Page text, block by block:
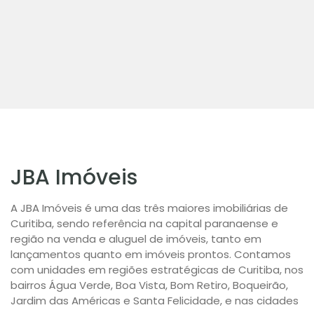
JBA Imóveis
A JBA Imóveis é uma das três maiores imobiliárias de
Curitiba, sendo referência na capital paranaense e
região na venda e aluguel de imóveis, tanto em
lançamentos quanto em imóveis prontos. Contamos
com unidades em regiões estratégicas de Curitiba, nos
bairros Água Verde, Boa Vista, Bom Retiro, Boqueirão,
Jardim das Américas e Santa Felicidade, e nas cidades